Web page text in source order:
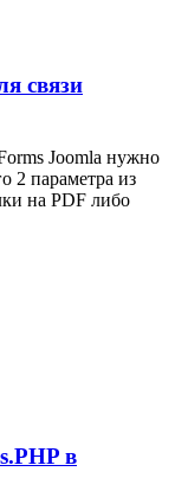
связи
Joomla нужно
2 параметра из
на PDF либо
в